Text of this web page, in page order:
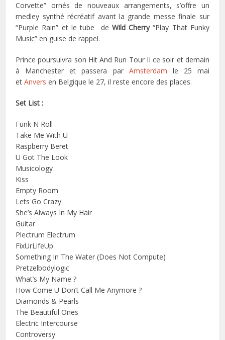
Corvette” ornés de nouveaux arrangements, s’offre un
medley synthé récréatif avant la grande messe finale sur
“Purple Rain” et le tube de Wild Cherry“Play That Funky
Music” en guise de rappel.
Prince poursuivra son Hit And Run Tour II ce soir et demain
à Manchester et passera par Amsterdam le 25 mai
etAnvers en Belgique le 27, il reste encore des places.
Set List :
Funk N Roll
Take Me With U
Raspberry Beret
U Got The Look
Musicology
Kiss
Empty Room
Lets Go Crazy
She’s Always In My Hair
Guitar
Plectrum Electrum
FixUrLifeUp
Something In The Water (Does Not Compute)
Pretzelbodylogic
What’s My Name ?
How Come U Don’t Call Me Anymore ?
Diamonds & Pearls
The Beautiful Ones
Electric Intercourse
Controversy